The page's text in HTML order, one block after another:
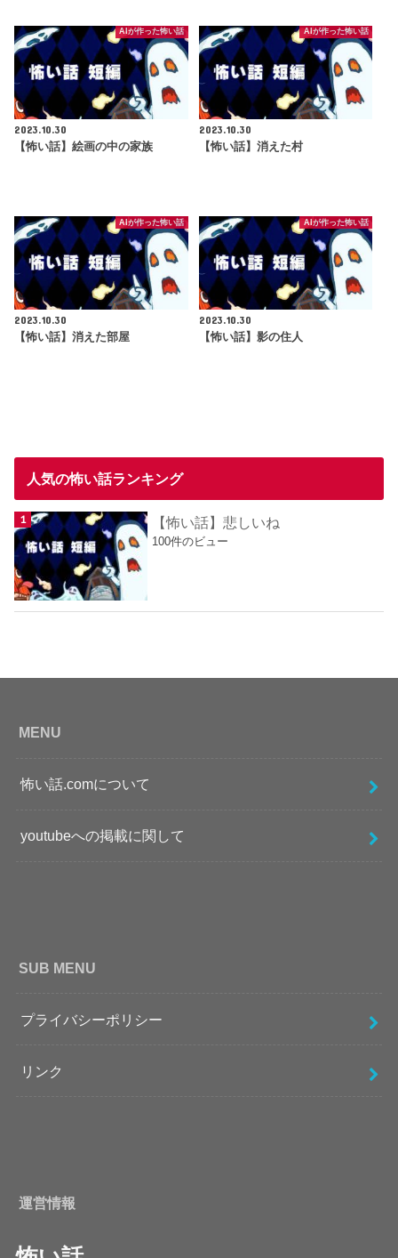
AIが作った怖い話
2023.10.30
【怖い話】絵画の中の家族
AIが作った怖い話
2023.10.30
【怖い話】消えた村
AIが作った怖い話
2023.10.30
【怖い話】消えた部屋
AIが作った怖い話
2023.10.30
【怖い話】影の住人
人気の怖い話ランキング
【怖い話】悲しいね
100件のビュー
MENU
怖い話.comについて
youtubeへの掲載に関して
SUB MENU
プライバシーポリシー
リンク
運営情報